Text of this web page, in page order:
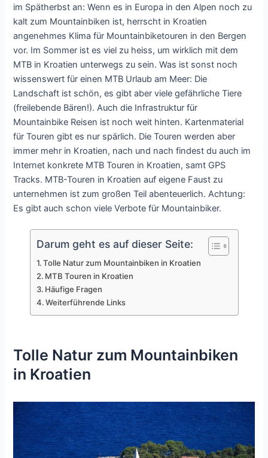
im Spätherbst an: Wenn es in Europa in den Alpen noch zu
kalt zum Mountainbiken ist, herrscht in Kroatien
angenehmes Klima für Mountainbiketouren in den Bergen
vor. Im Sommer ist es viel zu heiss, um wirklich mit dem
MTB in Kroatien unterwegs zu sein. Was ist sonst noch
wissenswert für einen MTB Urlaub am Meer: Die
Landschaft ist schön, es gibt aber viele gefährliche Tiere
(freilebende Bären!). Auch die Infrastruktur für
Mountainbike Reisen ist noch weit hinten. Kartenmaterial
für Touren gibt es nur spärlich. Die Touren werden aber
immer mehr in Kroatien, nach und nach findest du auch im
Internet konkrete MTB Touren in Kroatien, samt GPS
Tracks. MTB-Touren in Kroatien auf eigene Faust zu
unternehmen ist zum großen Teil abenteuerlich. Achtung:
Es gibt auch schon viele Verbote für Mountainbiker.
Darum geht es auf dieser Seite:
Tolle Natur zum Mountainbiken in Kroatien
MTB Touren in Kroatien
Häufige Fragen
Weiterführende Links
Tolle Natur zum Mountainbiken
in Kroatien